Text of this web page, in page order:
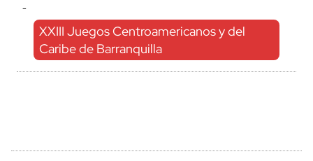
-
XXIII Juegos Centroamericanos y del
Caribe de Barranquilla